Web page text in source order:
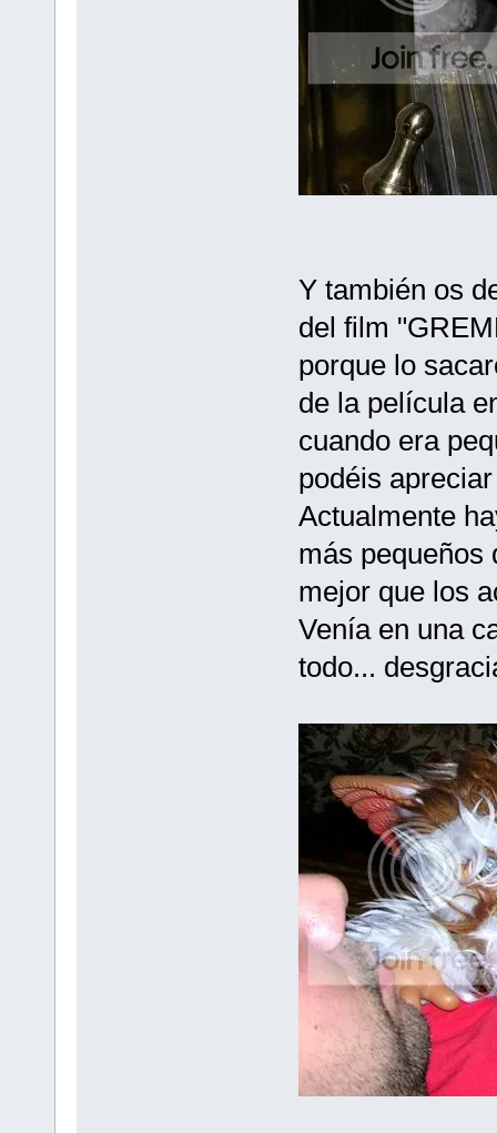
Y también os
del film
porque lo
de la película
cuando era
podéis
Actualmente
más pequeños
mejor que los
Venía en una
todo...